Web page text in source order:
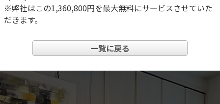
※弊社はこの1,360,800円を最大無料にサービスさせていた
だきます。
一覧に戻る